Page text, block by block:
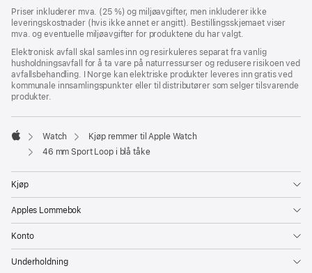
Priser inkluderer mva. (25 %) og miljøavgifter, men inkluderer ikke
leveringskostnader (hvis ikke annet er angitt). Bestillingsskjemaet viser
mva. og eventuelle miljøavgifter for produktene du har valgt.
Elektronisk avfall skal samles inn og resirkuleres separat fra vanlig
husholdningsavfall for å ta vare på naturressurser og redusere risikoen ved
avfallsbehandling. I Norge kan elektriske produkter leveres inn gratis ved
kommunale innsamlingspunkter eller til distributører som selger tilsvarende
produkter.
Apple
Watch
Kjøp remmer til Apple Watch
46 mm Sport Loop i blå tåke
Kjøp
Apples Lommebok
Konto
Underholdning